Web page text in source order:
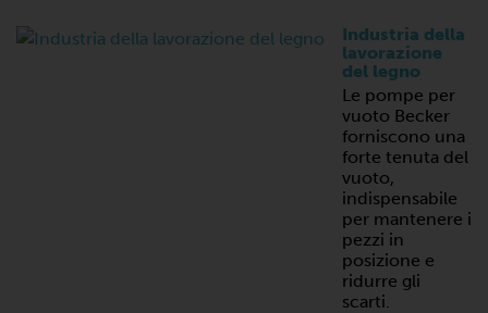
Industria della
lavorazione
del legno
Le pompe per
vuoto Becker
forniscono una
forte tenuta del
vuoto,
indispensabile
per mantenere i
pezzi in
posizione e
ridurre gli
scarti.